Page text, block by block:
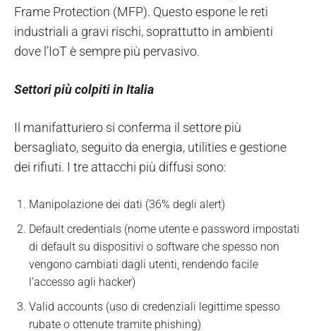
Frame Protection (MFP). Questo espone le reti
industriali a gravi rischi, soprattutto in ambienti
dove l’IoT è sempre più pervasivo.
Settori più colpiti in Italia
Il manifatturiero si conferma il settore più
bersagliato, seguito da energia, utilities e gestione
dei rifiuti. I tre attacchi più diffusi sono:
Manipolazione dei dati (36% degli alert)
Default credentials (nome utente e password impostati
di default su dispositivi o software che spesso non
vengono cambiati dagli utenti, rendendo facile
l’accesso agli hacker)
Valid accounts (uso di credenziali legittime spesso
rubate o ottenute tramite phishing)